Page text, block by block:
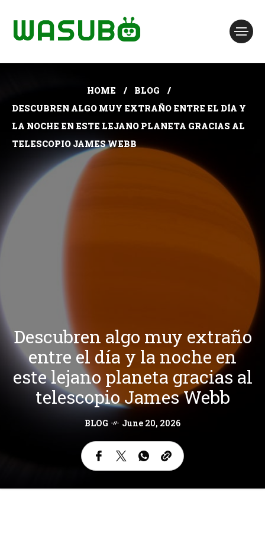
HOME
BLOG
DESCUBREN ALGO MUY EXTRAÑO ENTRE EL DÍA Y
LA NOCHE EN ESTE LEJANO PLANETA GRACIAS AL
TELESCOPIO JAMES WEBB
Descubren algo muy extraño
entre el día y la noche en
este lejano planeta gracias al
telescopio James Webb
BLOG June 20, 2026